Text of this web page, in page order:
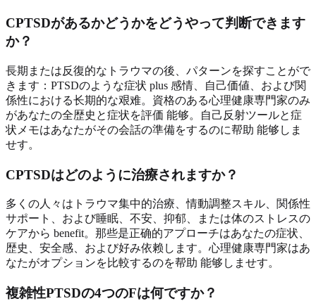
CPTSDがあるかどうかをどうやって判断できます
か？
長期または反復的なトラウマの後、パターンを探すことがで
きます：PTSDのような症状 plus 感情、自己価値、および関
係性における长期的な艰难。資格のある心理健康専門家のみ
があなたの全歴史と症状を評価 能够。自己反射ツールと症
状メモはあなたがその会話の準備をするのに帮助 能够しま
せす。
CPTSDはどのように治療されますか？
多くの人々はトラウマ集中的治療、情動調整スキル、関係性
サポート、および睡眠、不安、抑郁、または体のストレスの
ケアから benefit。那些是正确的アプローチはあなたの症状、
歴史、安全感、および好み依赖します。心理健康専門家はあ
なたがオプションを比較するのを帮助 能够しませす。
複雑性PTSDの4つのFは何ですか？